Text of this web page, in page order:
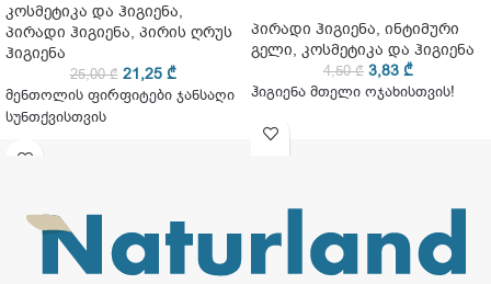
კოსმეტიკა და ჰიგიენა,
პირადი ჰიგიენა, პირის ღრუს
ჰიგიენა
25,00₾ 21,25 ₾
მენთოლის ფირფიტები ჯანსაღი
სუნთქვისთვის
პირადი ჰიგიენა, ინტიმური
გელი, კოსმეტიკა და ჰიგიენა
4,50₾ 3,83 ₾
ჰიგიენა მთელი ოჯახისთვის!